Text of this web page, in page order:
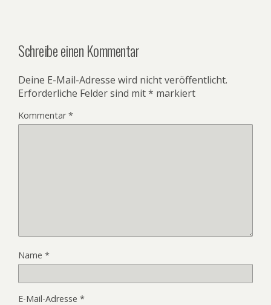
Schreibe einen Kommentar
Deine E-Mail-Adresse wird nicht veröffentlicht.
Erforderliche Felder sind mit* markiert
Kommentar*
Name *
E-Mail-Adresse *